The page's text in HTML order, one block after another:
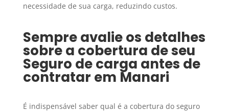
necessidade de sua carga, reduzindo custos.
Sempre avalie os detalhes
sobre a cobertura de seu
Seguro de carga antes de
contratar em Manari
É indispensável saber qual é a cobertura do seguro